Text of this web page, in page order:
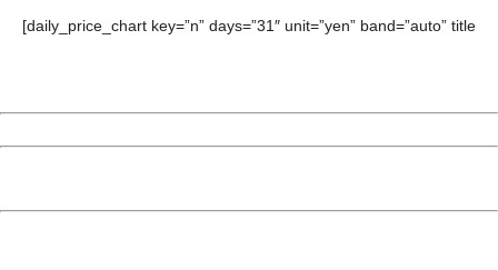
[daily_price_chart key=”n” days=”31″ unit=”yen” band=”auto” title